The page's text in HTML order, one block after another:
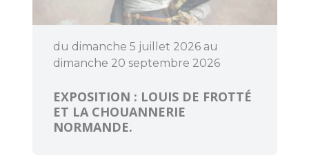
du dimanche 5 juillet 2026 au
dimanche 20 septembre 2026
EXPOSITION : LOUIS DE FROTTÉ
ET LA CHOUANNERIE
NORMANDE.